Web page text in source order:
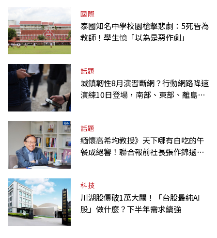
國際
泰國知名中學校園槍擊悲劇：5死皆為
教師！學生憶「以為是惡作劇」
話題
城鎮韌性8月演習斷網？行動網路降速
演練10日登場，南部、東部、離島為
話題
緬懷高希均教授》天下哪有白吃的午
餐成絕響！聯合報前社長張作錦還原
科技
川湖股價破1萬大關！「台股最純AI
股」做什麼？下半年需求續強